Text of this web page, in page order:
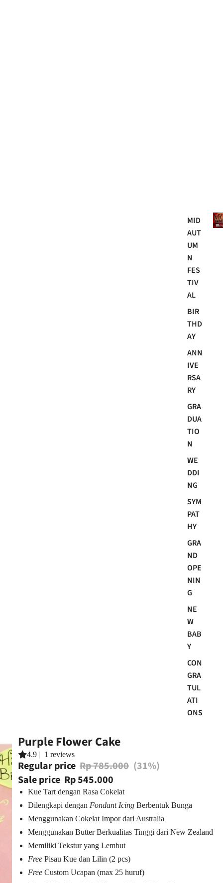
MID
AUT
UM
N
FES
TIV
AL
BIR
THD
AY
ANN
IVE
RSA
RY
GRA
DUA
TIO
N
WE
DDI
NG
SYM
PAT
HY
GRA
ND
OPE
NIN
G
NE
W
BAB
Y
CON
GRA
TUL
ATI
ONS
Purple Flower Cake
4.9 | 1 reviews
Regular price Rp 785.000 (31%)
Sale price Rp 545.000
Kue Tart dengan Rasa Cokelat
Dilengkapi dengan Fondant Icing Berbentuk Bunga
Menggunakan Cokelat Impor dari Australia
Menggunakan Butter Berkualitas Tinggi dari New Zealand
Memiliki Tekstur yang Lembut
Free Pisau Kue dan Lilin (2 pcs)
Free Custom Ucapan (max 25 huruf)